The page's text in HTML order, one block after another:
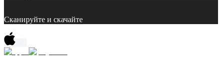
Сканируйте и скачайте